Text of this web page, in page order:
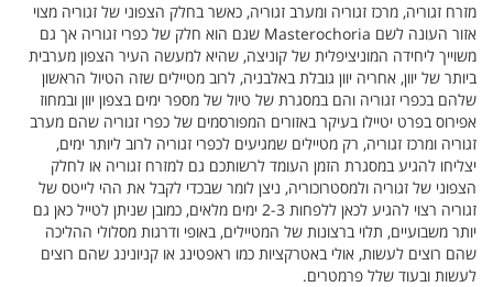
מזרח זגוריה, מרכז זגוריה ומערב זגוריה, כאשר בחלק הצפוני של זגוריה מצוי
אזור העונה לשם Masterochoria שגם הוא חלק של כפרי זגוריה אך גם
משוייך ליחידה המוניציפלית של קוניצה, שהיא למעשה העיר הצפון מערבית
ביותר של יוון, אחריה יוון גובלת באלבניה, לרוב מטיילים שזה הטיול הראשון
שלהם בכפרי זגוריה והם במסגרת של טיול של מספר ימים בצפון יוון ובמחוז
אפירוס בפרט יטיילו בעיקר באזורים המפורסמים של כפרי זגוריה שהם מערב
זגוריה ומרכז זגוריה, רק מטיילים שמגיעים לכפרי זגוריה לרוב ליותר ימים,
יצליחו להגיע במסגרת הזמן העומד לרשותכם גם למזרח זגוריה או לחלק
הצפוני של זגוריה ולמסטרוכוריה, ניצן לומר שבכדי לקבל את ההי לייטס של
זגוריה רצוי להגיע לכאן ללפחות 2-3 ימים מלאים, כמובן שניתן לטייל כאן גם
יותר משבועיים, תלוי ברצונות של המטיילים, באופי ודרגות מסלולי ההליכה
שהם רוצים לעשות, אולי באטרקציות כמו ראפטינג או קניונינג שהם רוצים
לעשות ובעוד שלל פרמטרים.